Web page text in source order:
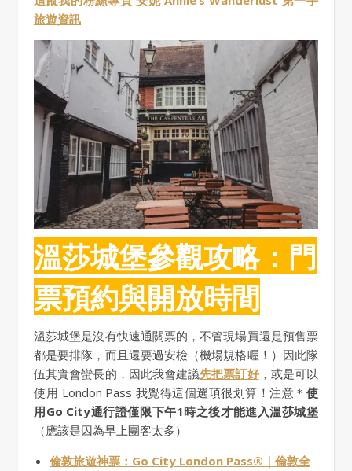
旅遊資訊
溫莎城堡參觀攻略：門
票預約與開放時間
溫莎城堡是沒有快速通關票的，不管現場買還是預售票
都是要排隊，而且還要過安檢（機場規格喔！）因此隊
伍其實會蠻長的，因此我會建議先把票訂好，或是可以
使用 London Pass 我覺得這個選項很划算！注意＊ 使
用Go City通行證僅限下午1時之後才能進入溫莎城堡
（應該是因為早上團客太多）
倫敦旅遊神票：Go City London Pass®｜倫敦全